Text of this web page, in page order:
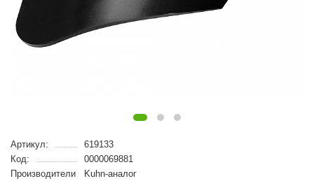
Артикул:
619133
Код:
0000069881
Производители
Kuhn-аналог